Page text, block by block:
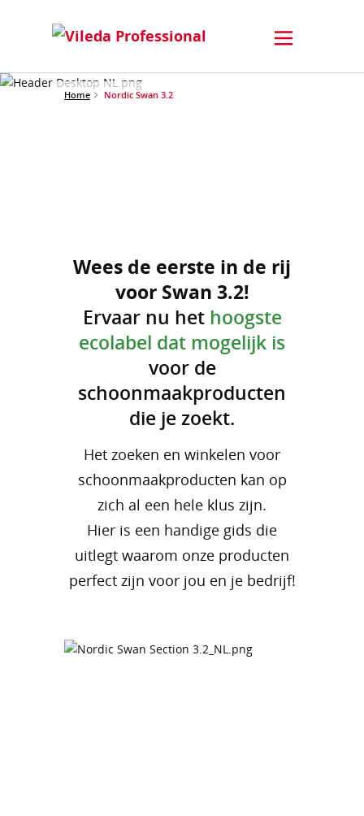
Home Nordic Swan 3.2
Wees de eerste in de rij
voor Swan 3.2!
Ervaar nu het hoogste
ecolabel dat mogelijk is
voor de
schoonmaakproducten
die je zoekt.
Het zoeken en winkelen voor
schoonmaakproducten kan op
zich al een hele klus zijn.
Hier is een handige gids die
uitlegt waarom onze producten
perfect zijn voor jou en je bedrijf!